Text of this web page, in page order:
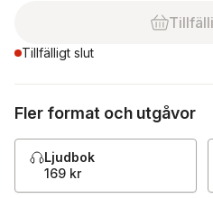
Tillfälligt slut
Fler format och utgåvor
Ljudbok
169 kr